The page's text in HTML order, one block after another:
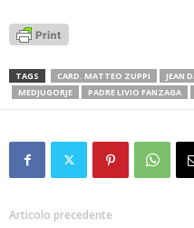
TAGS CARD. MATTEO ZUPPI JEAN
MEDJUGORJE
PADRE LIVIO FANZAGA
Articolo precedente